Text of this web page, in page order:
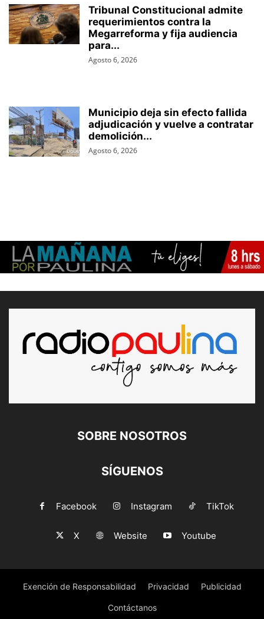
Tribunal Constitucional admite
requerimientos contra la
Megarreforma y fija audiencia
para...
Agosto 6, 2026
Municipio deja sin efecto fallida
adjudicación y vuelve a contratar
demolición...
Agosto 6, 2026
SOBRE NOSOTROS
SÍGUENOS
Facebook Instagram TikTok
X Website Youtube
Exención de Responsabilidad Privacidad Publicidad
Contáctanos